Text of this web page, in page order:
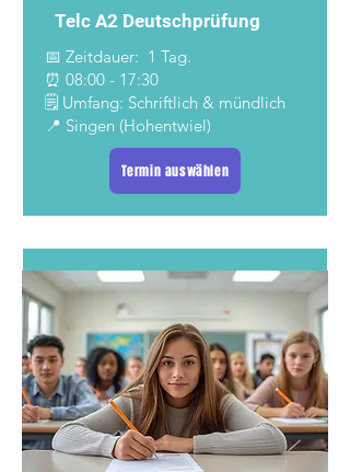
Telc A2 Deutschprüfung
📅 Zeitdauer: 1 Tag.
⏰ 08:00 - 17:30
🗒️ Umfang: Schriftlich & mündlich
📍 Singen (Hohentwiel)
Termin auswählen